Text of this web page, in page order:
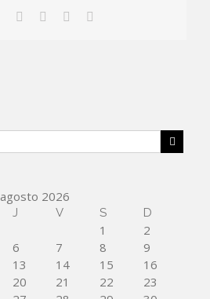
agosto 2026
J V S D
1
2
6 7 8
9
13 14 15
16
20 21 22
23